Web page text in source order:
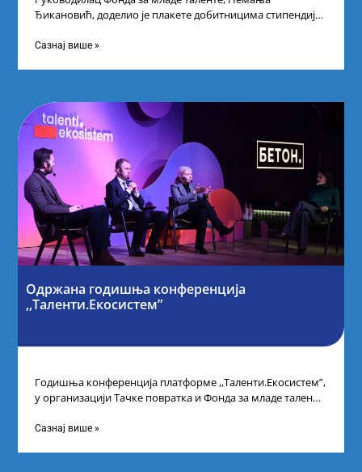
Ђикановић, доделио је плакете добитницима стипендије
технолошком парку
Сазнај више »
Одржана годишња конференција
,,Таленти.Екосистем”
Годишња конференција платформе ,,Таленти.Екосистем”,
у организацији Тачке повратка и Фонда за младе таленте
Сазнај више »